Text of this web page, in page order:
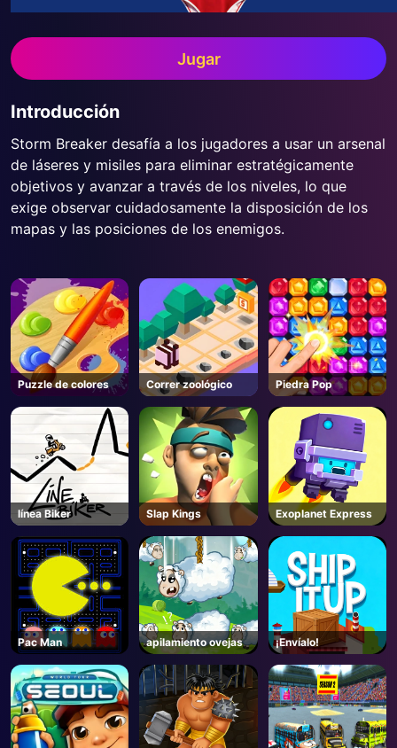
Jugar
Introducción
Storm Breaker desafía a los jugadores a usar un arsenal
de láseres y misiles para eliminar estratégicamente
objetivos y avanzar a través de los niveles, lo que
exige observar cuidadosamente la disposición de los
mapas y las posiciones de los enemigos.
Puzzle de colores Correr zoológico Piedra Pop
línea Biker Slap Kings Exoplanet Express
Pac Man apilamiento ovejas ¡Envíalo!